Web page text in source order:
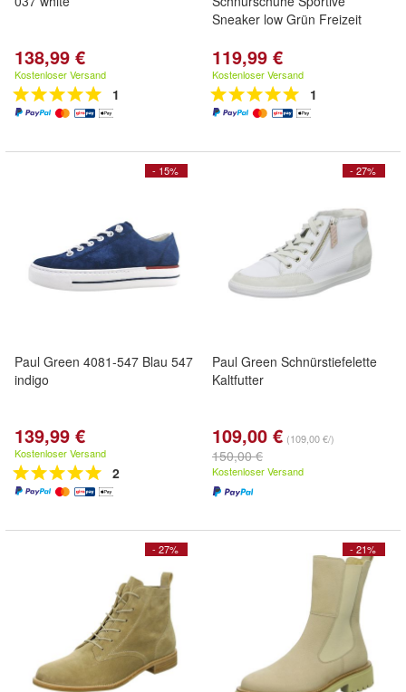
138,99 €
Kostenloser Versand
1
Sneaker low Grün Freizeit
119,99 €
Kostenloser Versand
1
- 15%
Paul Green 4081-547 Blau 547
indigo
139,99 €
Kostenloser Versand
2
- 27%
Paul Green Schnürstiefelette
Kaltfutter
109,00 € (109,00 €/)
150,00 €
Kostenloser Versand
- 27% - 21%